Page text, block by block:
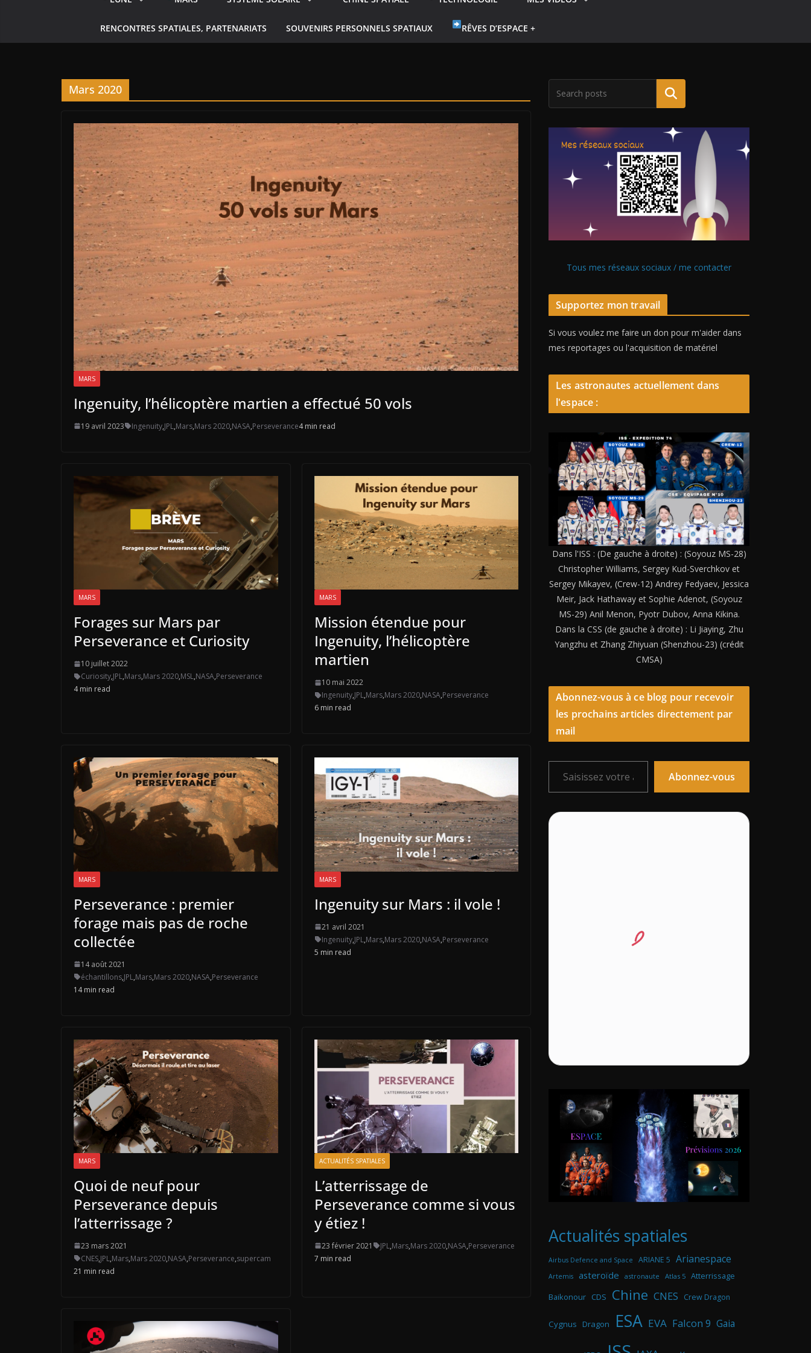
RENCONTRES SPATIALES, PARTENARIATS SOUVENIRS PERSONNELS SPATIAUX RÊVES D’ESPACE +
Mars 2020
MARS
Ingenuity, l’hélicoptère martien a effectué 50 vols
19 avril 2023 Ingenuity,JPL,Mars,Mars 2020,NASA,Perseverance4 min read
MARS
Forages sur Mars par
Perseverance et Curiosity
10 juillet 2022
Curiosity,JPL,Mars,Mars 2020,MSL,NASA,Perseverance
4 min read
MARS
Mission étendue pour
Ingenuity, l’hélicoptère
martien
10 mai 2022
Ingenuity,JPL,Mars,Mars 2020,NASA,Perseverance
6 min read
MARS
Perseverance : premier
forage mais pas de roche
collectée
14 août 2021
échantillons,JPL,Mars,Mars 2020,NASA,Perseverance
14 min read
MARS
Ingenuity sur Mars : il vole !
21 avril 2021
Ingenuity,JPL,Mars,Mars 2020,NASA,Perseverance
5 min read
MARS
Quoi de neuf pour
Perseverance depuis
l’atterrissage ?
23 mars 2021
CNES,JPL,Mars,Mars 2020,NASA,Perseverance,supercam
21 min read
ACTUALITÉS SPATIALES
L’atterrissage de
Perseverance comme si vous
y étiez !
23 février 2021 JPL,Mars,Mars 2020,NASA,Perseverance
7 min read
Tous mes réseaux sociaux / me contacter
Supportez mon travail
Si vous voulez me faire un don pour m'aider dans
mes reportages ou l'acquisition de matériel
Les astronautes actuellement dans
l'espace :
Dans l'ISS : (De gauche à droite) : (Soyouz MS-28)
Christopher Williams, Sergey Kud-Sverchkov et
Sergey Mikayev, (Crew-12) Andrey Fedyaev, Jessica
Meir, Jack Hathaway et Sophie Adenot, (Soyouz
MS-29) Anil Menon, Pyotr Dubov, Anna Kikina.
Dans la CSS (de gauche à droite) : Li Jiaying, Zhu
Yangzhu et Zhang Zhiyuan (Shenzhou-23) (crédit
CMSA)
Abonnez-vous à ce blog pour recevoir
les prochains articles directement par
mail
Saisissez votre adresse e-mail…
Abonnez-vous
Actualités spatiales
Airbus Defence and Space ARIANE 5 Arianespace
Artemis asteroïde astronaute Atlas 5 Atterrissage
Baikonour CDS Chine CNES Crew Dragon
Cygnus Dragon ESA EVA Falcon 9 Gaia